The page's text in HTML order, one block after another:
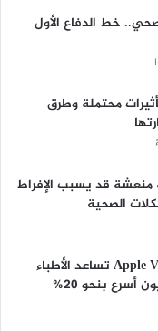
خط الدفاع الأول
والبشرة.. 5 تأثيرات محتملة وطرق
منعشة قد يسبب الإفراط
الصحية
دراسة: نظارة Apple Vision Pro تساعد الأطباء
بنحو 20%